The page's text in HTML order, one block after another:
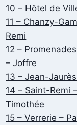
10 – Hôtel de
11 – Chanzy-
Remi
12 –
– Joffre
13 – Jean-
14 – Saint-Remi
Timothée
15 – Verrerie –